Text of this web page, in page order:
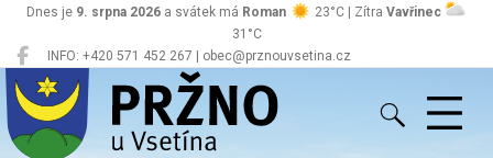
INFO: +420 571 452 267 | obec@prznouvsetina.cz
Dnes je 9. srpna 2026 a svátek má Roman 23°C | Zítra Vavřinec
31°C
Pržno